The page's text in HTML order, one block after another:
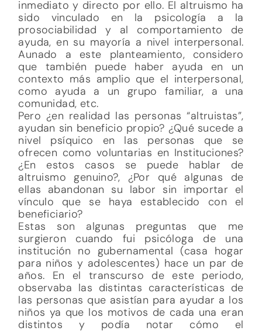
inmediato y directo por ello. El altruismo ha
sido vinculado en la psicología a la
prosociabilidad y al comportamiento de
ayuda, en su mayoría a nivel interpersonal.
Aunado a este planteamiento, considero
que también puede haber ayuda en un
contexto más amplio que el interpersonal,
como ayuda a un grupo familiar, a una
comunidad, etc.
Pero ¿en realidad las personas “altruistas”,
ayudan sin beneficio propio? ¿Qué sucede a
nivel psíquico en las personas que se
ofrecen como voluntarias en Instituciones?
¿En estos casos se puede hablar de
altruismo genuino?, ¿Por qué algunas de
ellas abandonan su labor sin importar el
vínculo que se haya establecido con el
beneficiario?
Estas son algunas preguntas que me
surgieron cuando fui psicóloga de una
institución no gubernamental (casa hogar
para niños y adolescentes) hace un par de
años. En el transcurso de este periodo,
observaba las distintas características de
las personas que asistían para ayudar a los
niños ya que los motivos de cada una eran
distintos y podía notar cómo el